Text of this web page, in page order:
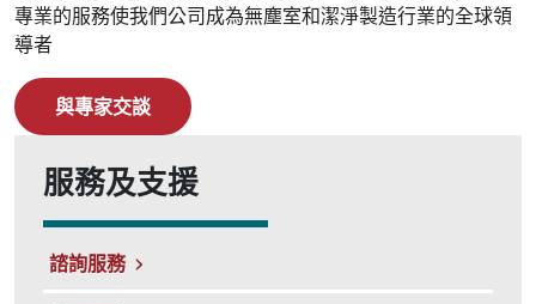
專業的服務使我們公司成為無塵室和潔淨製造行業的全球領
導者
與專家交談
服務及支援
諮詢服務